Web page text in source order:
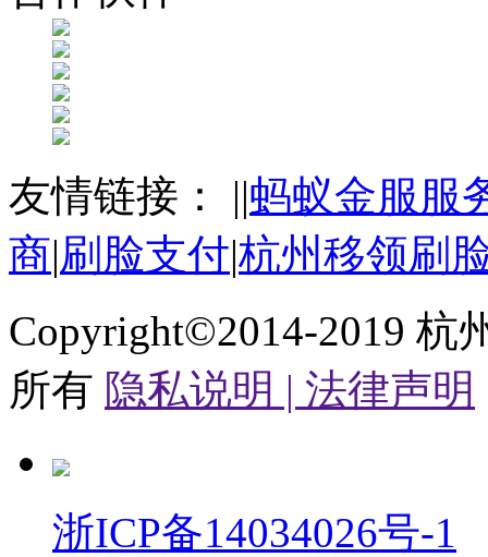
友情链接： ||蚂蚁金服服
商|刷脸支付|杭州移领刷
Copyright©2014-2019 杭
所有 隐私说明 | 法律声明
浙ICP备14034026号-1